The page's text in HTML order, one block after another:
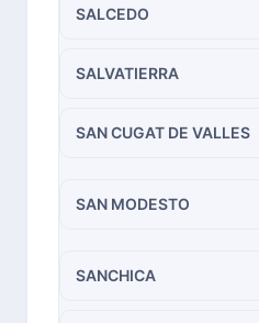
SALCEDO
SALVATIERRA
SAN CUGAT DE VALLES
SAN MODESTO
SANCHICA